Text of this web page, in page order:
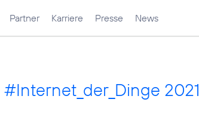
Partner Karriere Presse News
2021